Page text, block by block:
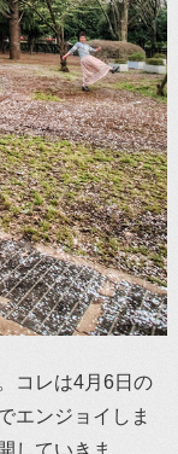
コレは4月6日の
エンジョイしま
していきま